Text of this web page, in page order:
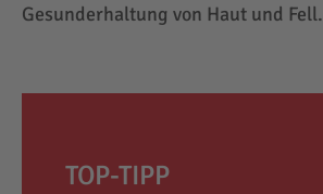
Gesunderhaltung von Haut und Fell.
TOP-TIPP